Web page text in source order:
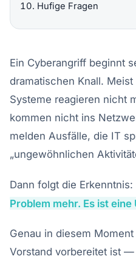
Hufige Fragen
Ein Cyberangriff beginnt
dramatischen Knall.
Systeme reagieren nicht
kommen nicht ins
melden Ausfälle, die IT
„ungewöhnlichen
Dann folgt die Erkenntnis:
Problem mehr. Es ist
Genau in diesem
Vorstand vorbereitet ist